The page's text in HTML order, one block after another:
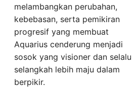
melambangkan perubahan,
kebebasan, serta pemikiran
progresif yang membuat
Aquarius cenderung menjadi
sosok yang visioner dan selalu
selangkah lebih maju dalam
berpikir.